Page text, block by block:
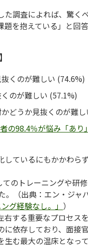
調査によれば、驚く
を抱えている」と回答
くのが難しい (74.6%)
のが難しい (57.1%)
どうか見抜くのが難
の98.4％が悩み「あり
ているにもかかわら
のトレーニングや研
。（出典：エン・ジャ
グ経験なし。」 ）
する重要なプロセスを
依存しており、面接
む最大の温床となって